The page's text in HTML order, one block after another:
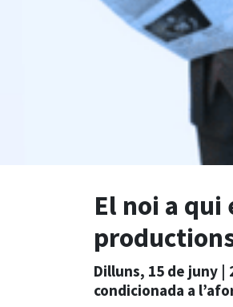
El noi a qui
Dilluns, 15 de juny |
condicionada a